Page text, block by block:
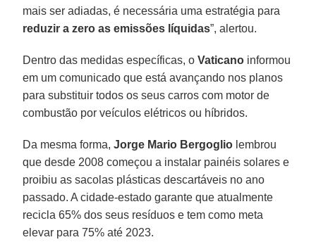
mais ser adiadas, é necessária uma estratégia para
reduzir a zero as emissões líquidas”, alertou.
Dentro das medidas específicas, oVaticano informou
em um comunicado que está avançando nos planos
para substituir todos os seus carros com motor de
combustão por veículos elétricos ou híbridos.
Da mesma forma,Jorge Mario Bergoglio lembrou
que desde 2008 começou a instalar painéis solares e
proibiu as sacolas plásticas descartáveis no ano
passado. A cidade-estado garante que atualmente
recicla 65% dos seus resíduos e tem como meta
elevar para 75% até 2023.